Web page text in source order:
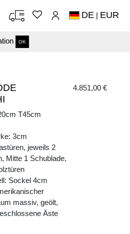
OK
DE | EUR
4.851,00 €
T45cm
3cm
jeweils 2
Mitte 1 Schublade,
Sockel 4cm
massiv, geölt,
Äste